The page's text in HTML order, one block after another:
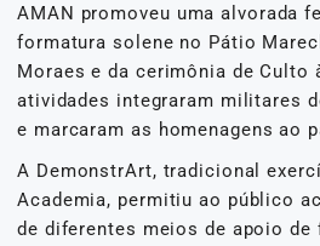
AMAN promoveu uma alvorada
formatura solene no Pátio
Moraes e da cerimônia de Culto
atividades integraram militares
e marcaram as homenagens ao
A DemonstrArt, tradicional
Academia, permitiu ao público
de diferentes meios de apoio